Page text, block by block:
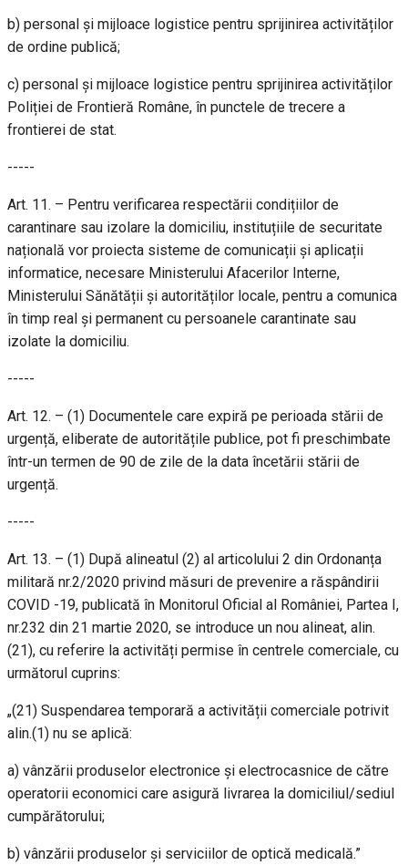
b) personal și mijloace logistice pentru sprijinirea activităților
de ordine publică;
c) personal și mijloace logistice pentru sprijinirea activităților
Poliției de Frontieră Române, în punctele de trecere a
frontierei de stat.
-----
Art. 11. – Pentru verificarea respectării condițiilor de
carantinare sau izolare la domiciliu, instituțiile de securitate
națională vor proiecta sisteme de comunicații și aplicații
informatice, necesare Ministerului Afacerilor Interne,
Ministerului Sănătății și autorităților locale, pentru a comunica
în timp real și permanent cu persoanele carantinate sau
izolate la domiciliu.
-----
Art. 12. – (1) Documentele care expiră pe perioada stării de
urgență, eliberate de autoritățile publice, pot fi preschimbate
într-un termen de 90 de zile de la data încetării stării de
urgență.
-----
Art. 13. – (1) După alineatul (2) al articolului 2 din Ordonanța
militară nr.2/2020 privind măsuri de prevenire a răspândirii
COVID -19, publicată în Monitorul Oficial al României, Partea I,
nr.232 din 21 martie 2020, se introduce un nou alineat, alin.
(21), cu referire la activități permise în centrele comerciale, cu
următorul cuprins:
„(21) Suspendarea temporară a activității comerciale potrivit
alin.(1) nu se aplică:
a) vânzării produselor electronice și electrocasnice de către
operatorii economici care asigură livrarea la domiciliul/sediul
cumpărătorului;
b) vânzării produselor și serviciilor de optică medicală.”